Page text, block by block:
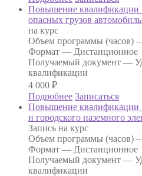
Повышение квалификации
опасных грузов
на курс
Объем программы (часов)
Формат — Дистанционное
Получаемый документ —
квалификации
4 000 ₽
Подробнее Записаться
Повышение квалификации
и городского наземного
Запись на курс
Объем программы (часов)
Формат — Дистанционное
Получаемый документ —
квалификации